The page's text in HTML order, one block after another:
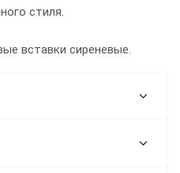
стиля.
вставки сиреневые.